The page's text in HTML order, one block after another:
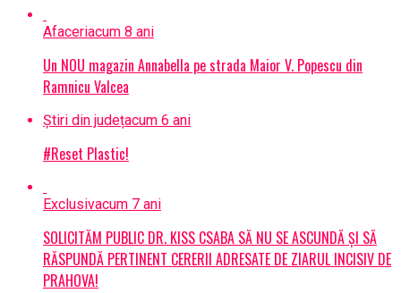
Afaceriacum 8 ani
Un NOU magazin Annabella pe strada Maior V. Popescu din
Ramnicu Valcea
Știri din județacum 6 ani
#Reset Plastic!
Exclusivacum 7 ani
SOLICITĂM PUBLIC DR. KISS CSABA SĂ NU SE ASCUNDĂ ȘI SĂ
RĂSPUNDĂ PERTINENT CERERII ADRESATE DE ZIARUL INCISIV DE
PRAHOVA!